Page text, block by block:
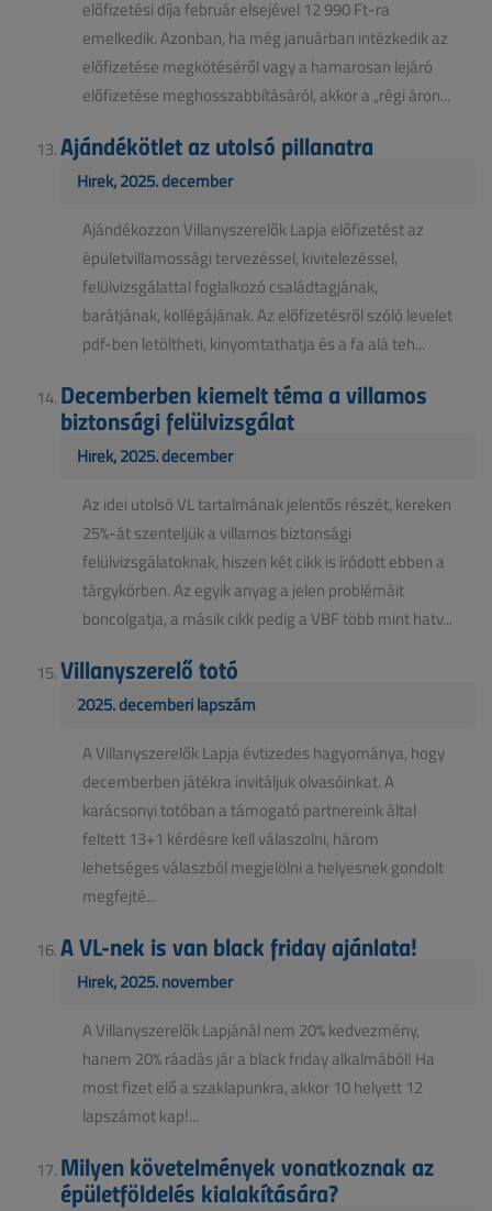
előfizetési díja február elsejével 12 990 Ft-ra
emelkedik. Azonban, ha még januárban intézkedik az
előfizetése megkötéséről vagy a hamarosan lejáró
előfizetése meghosszabbításáról, akkor a „régi áron...
Ajándékötlet az utolsó pillanatra
Hírek, 2025. december
Ajándékozzon Villanyszerelők Lapja előfizetést az
épületvillamossági tervezéssel, kivitelezéssel,
felülvizsgálattal foglalkozó családtagjának,
barátjának, kollégájának. Az előfizetésről szóló levelet
pdf-ben letöltheti, kinyomtathatja és a fa alá teh...
Decemberben kiemelt téma a villamos
biztonsági felülvizsgálat
Hírek, 2025. december
Az idei utolsó VL tartalmának jelentős részét, kereken
25%-át szenteljük a villamos biztonsági
felülvizsgálatoknak, hiszen két cikk is íródott ebben a
tárgykörben. Az egyik anyag a jelen problémáit
boncolgatja, a másik cikk pedig a VBF több mint hatv...
Villanyszerelő totó
2025. decemberi lapszám
A Villanyszerelők Lapja évtizedes hagyománya, hogy
decemberben játékra invitáljuk olvasóinkat. A
karácsonyi totóban a támogató partnereink által
feltett 13+1 kérdésre kell válaszolni, három
lehetséges válaszból megjelölni a helyesnek gondolt
megfejté...
A VL-nek is van black friday ajánlata!
Hírek, 2025. november
A Villanyszerelők Lapjánál nem 20% kedvezmény,
hanem 20% ráadás jár a black friday alkalmából! Ha
most fizet elő a szaklapunkra, akkor 10 helyett 12
lapszámot kap!...
Milyen követelmények vonatkoznak az
épületföldelés kialakítására?